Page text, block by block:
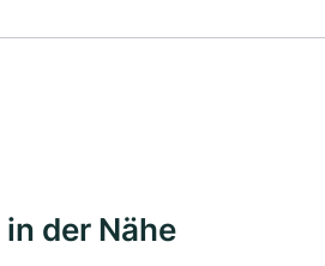
der Nähe